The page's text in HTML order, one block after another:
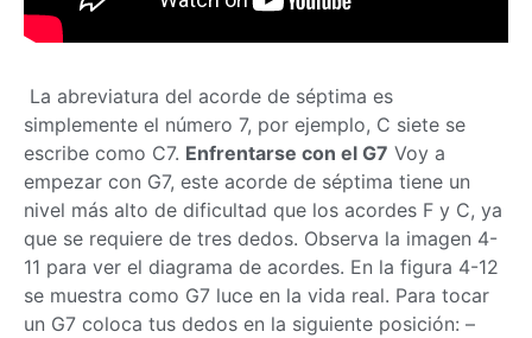
La abreviatura del acorde de séptima es
simplemente el número 7, por ejemplo, C siete se
escribe como C7. Enfrentarse con el G7 Voy a
empezar con G7, este acorde de séptima tiene un
nivel más alto de dificultad que los acordes F y C, ya
que se requiere de tres dedos. Observa la imagen 4-
11 para ver el diagrama de acordes. En la figura 4-12
se muestra como G7 luce en la vida real. Para tocar
un G7 coloca tus dedos en la siguiente posición: –